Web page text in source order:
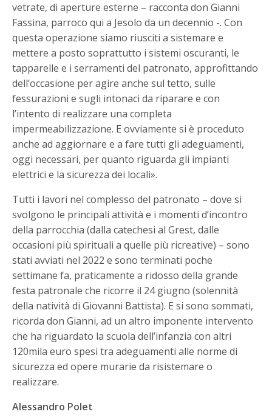
vetrate, di aperture esterne – racconta don Gianni
Fassina, parroco qui a Jesolo da un decennio -. Con
questa operazione siamo riusciti a sistemare e
mettere a posto soprattutto i sistemi oscuranti, le
tapparelle e i serramenti del patronato, approfittando
dell’occasione per agire anche sul tetto, sulle
fessurazioni e sugli intonaci da riparare e con
l’intento di realizzare una completa
impermeabilizzazione. E ovviamente si è proceduto
anche ad aggiornare e a fare tutti gli adeguamenti,
oggi necessari, per quanto riguarda gli impianti
elettrici e la sicurezza dei locali».
Tutti i lavori nel complesso del patronato – dove si
svolgono le principali attività e i momenti d’incontro
della parrocchia (dalla catechesi al Grest, dalle
occasioni più spirituali a quelle più ricreative) – sono
stati avviati nel 2022 e sono terminati poche
settimane fa, praticamente a ridosso della grande
festa patronale che ricorre il 24 giugno (solennità
della natività di Giovanni Battista). E si sono sommati,
ricorda don Gianni, ad un altro imponente intervento
che ha riguardato la scuola dell’infanzia con altri
120mila euro spesi tra adeguamenti alle norme di
sicurezza ed opere murarie da risistemare o
realizzare.
Alessandro Polet